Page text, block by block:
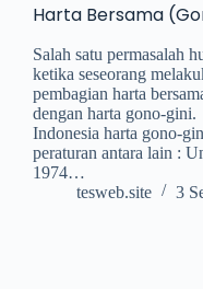
Harta Bersama
Salah satu permasalah
ketika seseorang
pembagian harta
dengan harta gono-
Indonesia harta gono-
peraturan antara lain :
1974…
tesweb.site
3